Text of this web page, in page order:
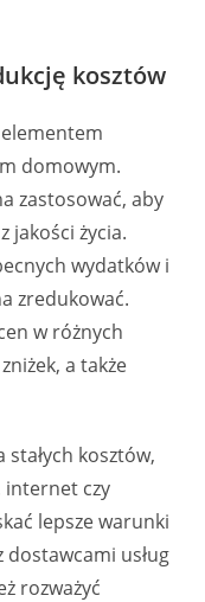
kosztów
domowym.
zastosować, aby
jakości życia.
wydatków i
zredukować.
w różnych
a także
kosztów,
internet czy
lepsze warunki
usług
rozważyć